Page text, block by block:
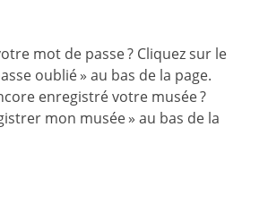
mot de passe ? Cliquez sur le
oublié » au bas de la page.
enregistré votre musée ?
mon musée » au bas de la